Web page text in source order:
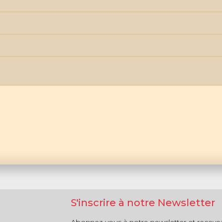
S'inscrire à notre Newsletter